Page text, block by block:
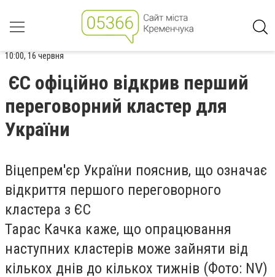
10:00, 16 червня
ЄС офіційно відкрив перший
переговорний кластер для
України
Віцепрем'єр України пояснив, що означає
відкриття першого переговорного
кластера з ЄС
Тарас Качка каже, що опрацювання
наступних кластерів може зайняти від
кількох днів до кількох тижнів (Фото: NV)